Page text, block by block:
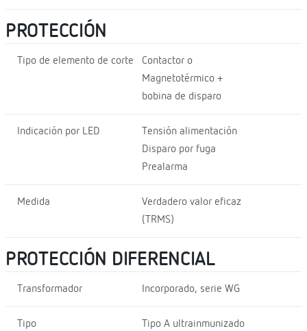
PROTECCIÓN
Tipo de elemento de corte
Contactor o
Magnetotérmico +
bobina de disparo
Indicación por LED
Tensión alimentación
Disparo por fuga
Prealarma
Medida
Verdadero valor eficaz
(TRMS)
PROTECCIÓN DIFERENCIAL
Transformador Incorporado, serie WG
Tipo Tipo A ultrainmunizado